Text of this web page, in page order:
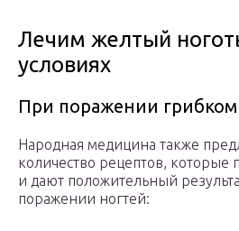
Лечим желтый
условиях
При поражении грибком
Народная медицина также
количество рецептов,
и дают положительный
поражении ногтей: